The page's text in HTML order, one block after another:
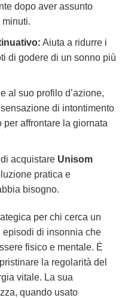
dopo aver assunto
minuti.
Aiuta a ridurre i
di godere di un sonno più
al suo profilo d’azione,
di intontimento
affrontare la giornata
acquistare Unisom
pratica e
bisogno.
per chi cerca un
episodi di insonnia che
fisico e mentale. È
la regolarità del
vitale. La sua
quando usato